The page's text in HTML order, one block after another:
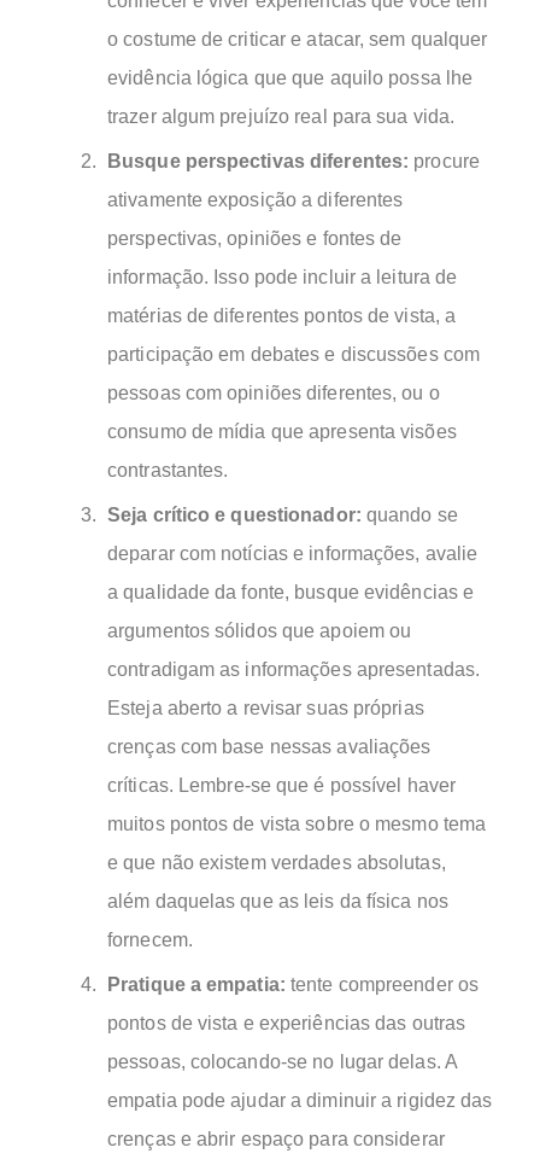
o costume de criticar e atacar, sem qualquer
evidência lógica que que aquilo possa lhe
trazer algum prejuízo real para sua vida.
Busque perspectivas diferentes: procure
ativamente exposição a diferentes
perspectivas, opiniões e fontes de
informação. Isso pode incluir a leitura de
matérias de diferentes pontos de vista, a
participação em debates e discussões com
pessoas com opiniões diferentes, ou o
consumo de mídia que apresenta visões
contrastantes.
Seja crítico e questionador: quando se
deparar com notícias e informações, avalie
a qualidade da fonte, busque evidências e
argumentos sólidos que apoiem ou
contradigam as informações apresentadas.
Esteja aberto a revisar suas próprias
crenças com base nessas avaliações
críticas. Lembre-se que é possível haver
muitos pontos de vista sobre o mesmo tema
e que não existem verdades absolutas,
além daquelas que as leis da física nos
fornecem.
Pratique a empatia: tente compreender os
pontos de vista e experiências das outras
pessoas, colocando-se no lugar delas. A
empatia pode ajudar a diminuir a rigidez das
crenças e abrir espaço para considerar